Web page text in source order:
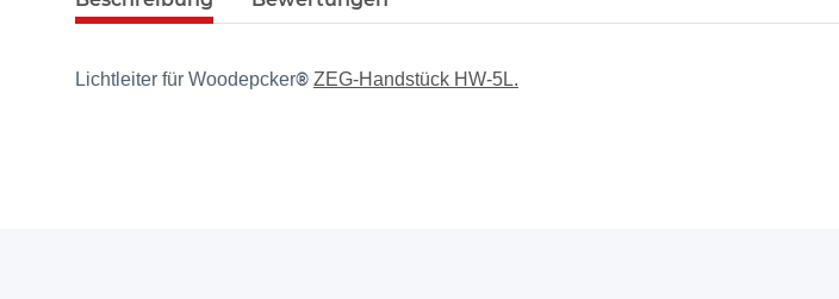
Lichtleiter für Woodepcker® ZEG-Handstück HW-5L.